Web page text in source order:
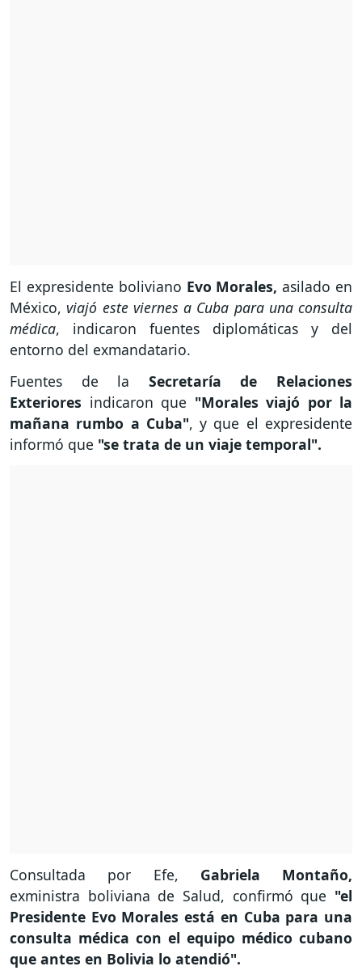
El expresidente boliviano Evo Morales,asilado en
México, viajó este viernes a Cuba para una consulta
médica, indicaron fuentes diplomáticas y del
entorno del exmandatario.
Fuentes de la Secretaría de Relaciones
Exteriores indicaron que "Morales viajó por la
mañana rumbo a Cuba", y que el expresidente
informó que "se trata de un viaje temporal".
Consultada por Efe, Gabriela Montaño,
exministra boliviana de Salud, confirmó que "el
Presidente Evo Morales está en Cuba para una
consulta médica con el equipo médico cubano
que antes en Bolivia lo atendió".